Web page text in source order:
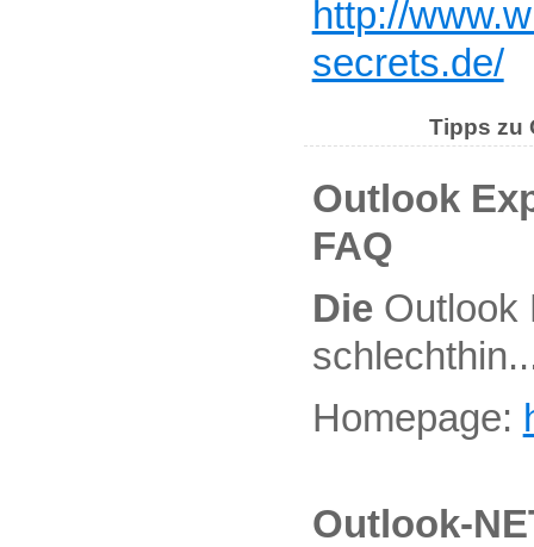
http://
secrets.de/
Tipps zu
Outlook
FAQ
DieOutlook
Homepage:
Outlook-